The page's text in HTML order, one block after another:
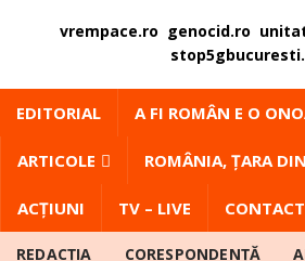
vrempace.ro genocid.ro
EDITORIAL A FI ROMÂN E O
ARTICOLE ROMÂNIA, ȚARA
ACȚIUNI TV – LIVE CONTACT
REDACȚIA CORESPONDENȚĂ